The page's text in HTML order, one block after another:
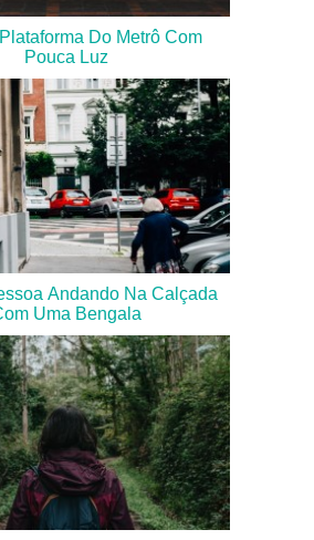
Do Metrô Com
Pouca Luz
Andando Na Calçada
Uma Bengala